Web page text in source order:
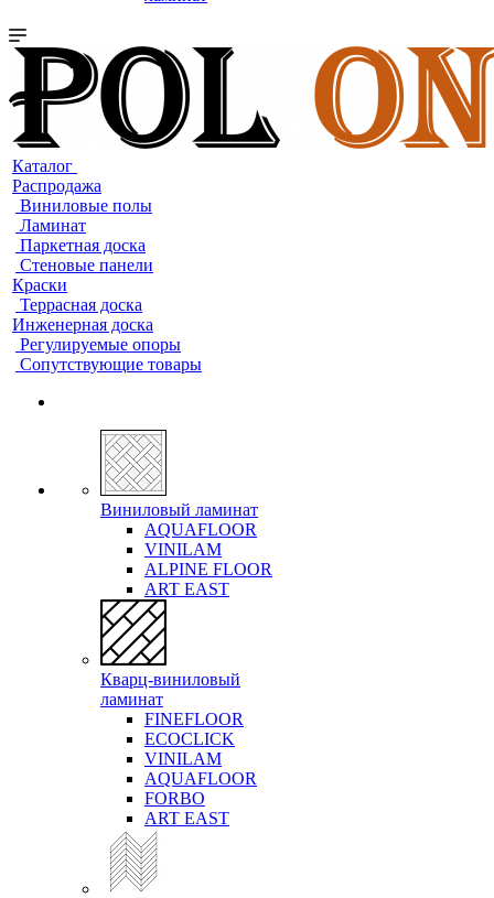
Каталог
Распродажа
Виниловые полы
Ламинат
Паркетная доска
Стеновые панели
Краски
Террасная доска
Инженерная доска
Регулируемые опоры
Сопутствующие товары
Виниловый ламинат
AQUAFLOOR
VINILAM
ALPINE FLOOR
ART EAST
Кварц-виниловый
ламинат
FINEFLOOR
ECOCLICK
VINILAM
AQUAFLOOR
FORBO
ART EAST